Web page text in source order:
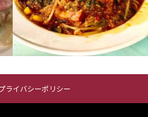
ライバシーポリシー